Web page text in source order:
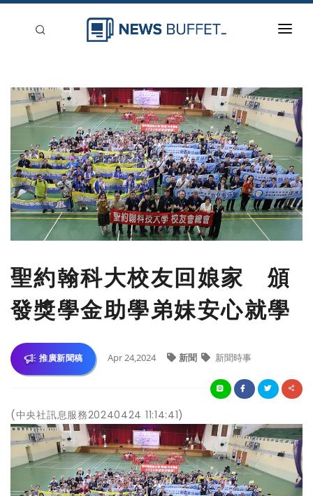
新聞稿分類
登入
刊登
聖約翰科大校友回娘家 頒
發獎學金助學弟妹安心就學
推廣新聞稿 Apr 24,2024 新聞 新聞時事
(中央社訊息服務20240424 11:14:41)